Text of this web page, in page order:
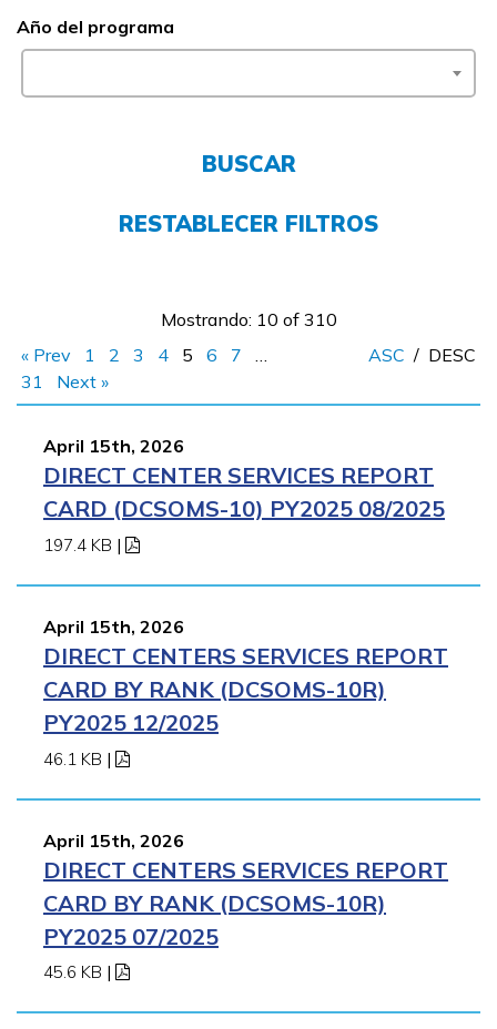
English
CONECTARSE
COMIENZA YA
Año del programa
BUSCAR
RESTABLECER FILTROS
Mostrando: 10 of 310
« Prev
1 2 3 4 5 6 7
…
31
Next »
ASC / DESC
April 15th, 2026
DIRECT CENTER SERVICES REPORT
CARD (DCSOMS-10) PY2025 08/2025
197.4 KB |
April 15th, 2026
DIRECT CENTERS SERVICES REPORT
CARD BY RANK (DCSOMS-10R)
PY2025 12/2025
46.1 KB |
April 15th, 2026
DIRECT CENTERS SERVICES REPORT
CARD BY RANK (DCSOMS-10R)
PY2025 07/2025
45.6 KB |